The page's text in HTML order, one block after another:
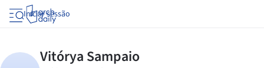
Iniciar sessão